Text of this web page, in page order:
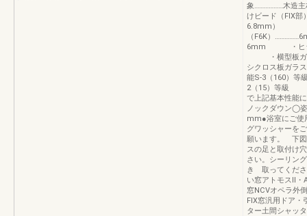
象………………木造
けビード（FIX部
6.8mm） （
（F6K）
6mm ・ヒシク
・横型板ガ
シクロス板ガラ
能S-3（160）等
2（15）等級
で上記基本性能
ノックダウン◯
mm●浴室にご使
グワッシャーを
願います。 下図
スの足と取付け
さい。シーリン
き 取ってくださ
い窓アトモスⅡ・
窓NCVオペラ外
FIX窓汎用ドア・
ター土間シャッ